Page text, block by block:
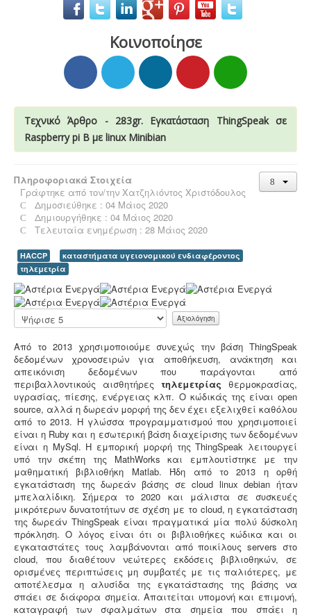
Κανονισμός λειτουργίας τουριστικού
καταλύματος
-
Τα τουριστικά καταλύματα
(ξενοδοχεία, ενοικιαζόμενα, κάμπινγκ) μοριοδοτούνται
κατά την πιστοποίηση κατάταξης σε κατηγορία
άστρων ή κλειδιών για τον κανονισμό λειτουργίας που
περιβάλλοντος και καθαριότητας.
Συλλογή και μεταφορά λιπαντικών - ορυκτέλαιων
δραστηριότητα συλλογής και μεταφοράς
χρησιμοποιημένων ορυκτέλαιων - λιπαντικών ασκείται
μετά από την έκδοση άδειας επικινδύνων. Η άδεια
εκδίδεται μετά από την έγκριση της σχετικής
περιβαλλοντικής μελέτης οργάνωσης του δικτύου
συλλογής και μεταφοράς και της ασφάλισης
περιβαλλοντικής ευθύνης.
Τεχνικός ασφαλείας στην εργασία -
Όλες οι
επιχειρήσεις έχουν την υποχρέωση να διαθέτουν
μελέτη επικινδυνότητας από επαγγελματία τεχνικό
ασφαλείας εγγεγραμμένο στο μητρώο της
επιθεώρησης εργασίας (Ν. 3850/10, άρθρα 12, 42, 43)
Νομιμοποίηση γεώτρησης -
Όλες οι μεταβιβάσεις
ακινήτων, στα οποία υπάρχει γεώτρηση, εκτελούνται
κατόπιν νομιμοποίησης της γεώτρησης. Για να
προχωρήσει η συμβολαιογραφική πράξη θα πρέπει να
έχει εκδοθεί κωδικός ΕΜΣΥ ενεργού ή ανενεργού
σημείου υδροληψίας
Κοινοποίησε
Τεχνικό Άρθρο - 283gr. Εγκατάσταση ThingSpeak σε
Raspberry pi B με linux Minibian
Πληροφοριακά Στοιχεία
Γράφτηκε από τον/την Χατζηλιόντος Χριστόδουλος
Δημοσιεύθηκε : 04 Μάιος 2020
Δημιουργήθηκε : 04 Μάιος 2020
Τελευταία ενημέρωση : 28 Μάιος 2020
HACCP
καταστήματα υγειονομικού ενδιαφέροντος
τηλεμετρία
Α
ξ
ι
ο
ό
γ
η
σ
η
Χ
ρ
ή
σ
τ
η
:
5
/
5
Παρακαλώ
αξιολογήστε
Από το 2013 χρησιμοποιούμε συνεχώς την βάση ThingSpeak
δεδομένων χρονοσειρών για αποθήκευση, ανάκτηση και
απεικόνιση δεδομένων που παράγονται από
περιβαλλοντικούς αισθητήρες τηλεμετρίας θερμοκρασίας,
υγρασίας, πίεσης, ενέργειας κλπ. Ο κώδικάς της είναι open
source, αλλά η δωρεάν μορφή της δεν έχει εξελιχθεί καθόλου
από το 2013. Η γλώσσα προγραμματισμού που χρησιμοποιεί
είναι η Ruby και η εσωτερική βάση διαχείρισης των δεδομένων
είναι η MySql. Η εμπορική μορφή τηςThingSpeak λειτουργεί
υπό την σκέπη της MathWorks και εμπλουτίστηκε με την
μαθηματική βιβλιοθήκη Matlab. Ήδη από το 2013 η ορθή
εγκατάσταση της δωρεάν βάσης σε cloud linux debian ήταν
μπελαλίδικη. Σήμερα το 2020 και μάλιστα σε συσκευές
μικρότερων δυνατοτήτων σε σχέση με το cloud, η εγκατάσταση
της δωρεάν ThingSpeak είναι πραγματικά μία πολύ δύσκολη
πρόκληση. Ο λόγος είναι ότι οι βιβλιοθήκες κώδικα και οι
εγκαταστάτες τους λαμβάνονται από ποικίλους servers στο
cloud, που διαθέτουν νεώτερες εκδόσεις βιβλιοθηκών, σε
ορισμένες περιπτώσεις μη συμβατές με τις παλιότερες, με
αποτέλεσμα η αλυσίδα της εγκατάστασης της βάσης να
σπάει σε διάφορα σημεία. Απαιτείται υπομονή και επιμονή,
καταγραφή των σφαλμάτων στα σημεία που σπάει η